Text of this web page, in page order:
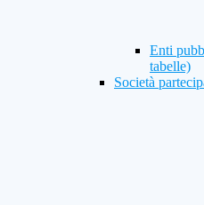
Enti
tabelle)
Società